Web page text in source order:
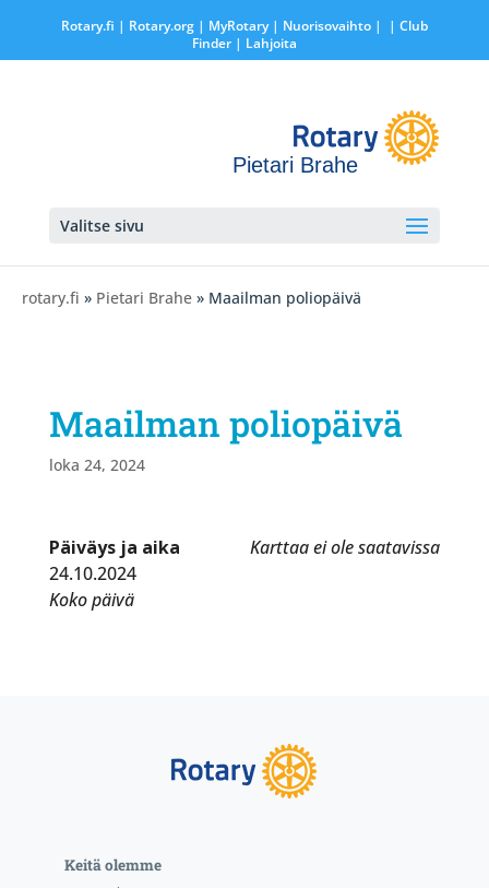
Rotary.fi | Rotary.org| MyRotary | Nuorisovaihto|
| Club
Finder| Lahjoita
Pietari Brahe
Valitse sivu
rotary.fi » Pietari Brahe » Maailman poliopäivä
Maailman poliopäivä
loka 24, 2024
Karttaa ei ole saatavissa
Päiväys ja aika
24.10.2024
Koko päivä
Keitä olemme